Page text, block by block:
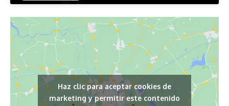
Haz clic para aceptar cookies de
marketing y permitir este contenido